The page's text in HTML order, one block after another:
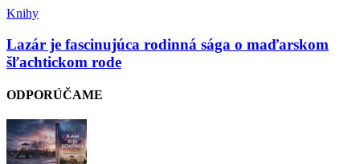
Knihy
Lazár je fascinujúca rodinná sága o maďarskom
šľachtickom rode
ODPORÚČAME